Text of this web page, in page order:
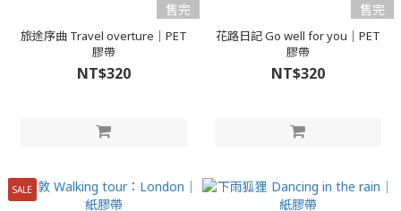
售完
旅途序曲 Travel overture｜PET
膠帶
NT$320
售完
花路日記 Go well for you｜PET
膠帶
NT$320
SALE